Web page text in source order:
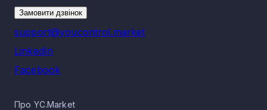
Замовити дзвінок
support@youcontrol.market
LinkedIn
Facebook
Про YC.Market